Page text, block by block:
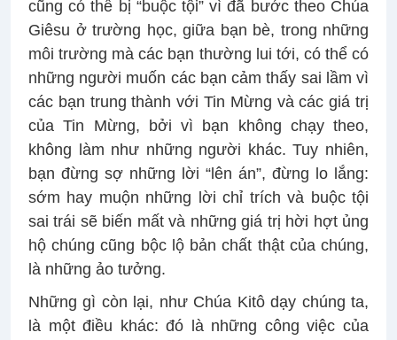
cũng có thể bị “buộc tội” vì đã bước theo Chúa
Giêsu ở trường học, giữa bạn bè, trong những
môi trường mà các bạn thường lui tới, có thể có
những người muốn các bạn cảm thấy sai lầm vì
các bạn trung thành với Tin Mừng và các giá trị
của Tin Mừng, bởi vì bạn không chạy theo,
không làm như những người khác. Tuy nhiên,
bạn đừng sợ những lời “lên án”, đừng lo lắng:
sớm hay muộn những lời chỉ trích và buộc tội
sai trái sẽ biến mất và những giá trị hời hợt ủng
hộ chúng cũng bộc lộ bản chất thật của chúng,
là những ảo tưởng.
Những gì còn lại, như Chúa Kitô dạy chúng ta,
là một điều khác: đó là những công việc của